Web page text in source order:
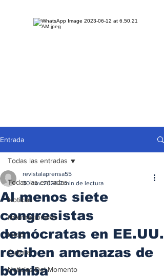
Entrada
Todas las entradas
Noticias
iInternacionales
Inicio
Cultura
Noticias Del Momento
Todas las entradas
Al menos siete
congresistas
demócratas en EE.UU.
reciben amenazas de
bomba
revistalaprensa55
30 nov 2024 2 min de lectura